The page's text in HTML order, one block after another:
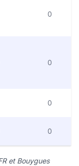
0
0
0
0
et Bouygues